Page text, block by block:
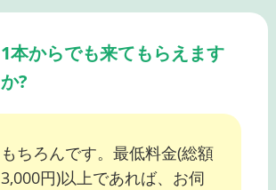
1本からでも来てもらえます
か?
もちろんです。最低料金(総額
3,000円)以上であれば、お伺